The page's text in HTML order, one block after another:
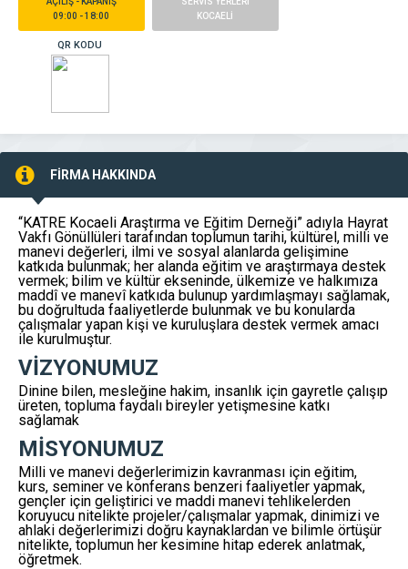
09:00 - 18:00
KOCAELİ
QR KODU
FİRMA HAKKINDA
“KATRE Kocaeli Araştırma ve Eğitim Derneği” adıyla Hayrat
Vakfı Gönüllüleri tarafından toplumun tarihi, kültürel, milli ve
manevi değerleri, ilmi ve sosyal alanlarda gelişimine
katkıda bulunmak; her alanda eğitim ve araştırmaya destek
vermek; bilim ve kültür ekseninde, ülkemize ve halkımıza
maddî ve manevî katkıda bulunup yardımlaşmayı sağlamak,
bu doğrultuda faaliyetlerde bulunmak ve bu konularda
çalışmalar yapan kişi ve kuruluşlara destek vermek amacı
ile kurulmuştur.
VİZYONUMUZ
Dinine bilen, mesleğine hakim, insanlık için gayretle çalışıp
üreten, topluma faydalı bireyler yetişmesine katkı
sağlamak
MİSYONUMUZ
Milli ve manevi değerlerimizin kavranması için eğitim,
kurs, seminer ve konferans benzeri faaliyetler yapmak,
gençler için geliştirici ve maddi manevi tehlikelerden
koruyucu nitelikte projeler/çalışmalar yapmak, dinimizi ve
ahlaki değerlerimizi doğru kaynaklardan ve bilimle örtüşür
nitelikte, toplumun her kesimine hitap ederek anlatmak,
öğretmek.